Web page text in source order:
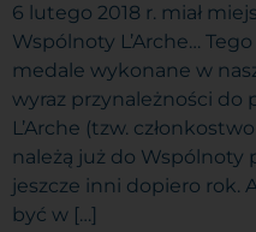
6 lutego 2018 r. miał
Wspólnoty L’Arche…
medale wykonane w
wyraz przynależności do
L’Arche (tzw.
należą już do Wspólnoty
jeszcze inni dopiero rok.
być w […]